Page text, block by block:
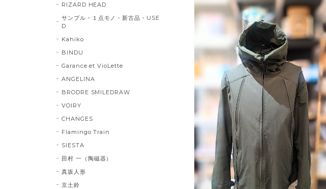
RIZARD HEAD
サンプル・１点モノ・新古品・USE
D
Kahiko
BINDU
Garance et VioLette
ANGELINA
BRODRE SMILEDRAW
VOIRY
CHANGES
Flamingo Train
SIESTA
田村 一（陶磁器）
真坂人形
京土鈴